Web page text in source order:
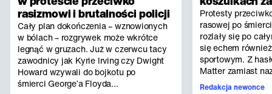
rasizmowi i brutalności policji
Cały plan dokończenia – wznowionych
w bólach – rozgrywek może wkrótce
legnąć w gruzach. Już w czerwcu tacy
zawodnicy jak Kyrie Irving czy Dwight
Howard wzywali do bojkotu po
śmierci George’a Floyda...
Protesty
rasowej po
rozlały się po
się echem
sportowym. Z
Matter zamiast
Redakcja newonce